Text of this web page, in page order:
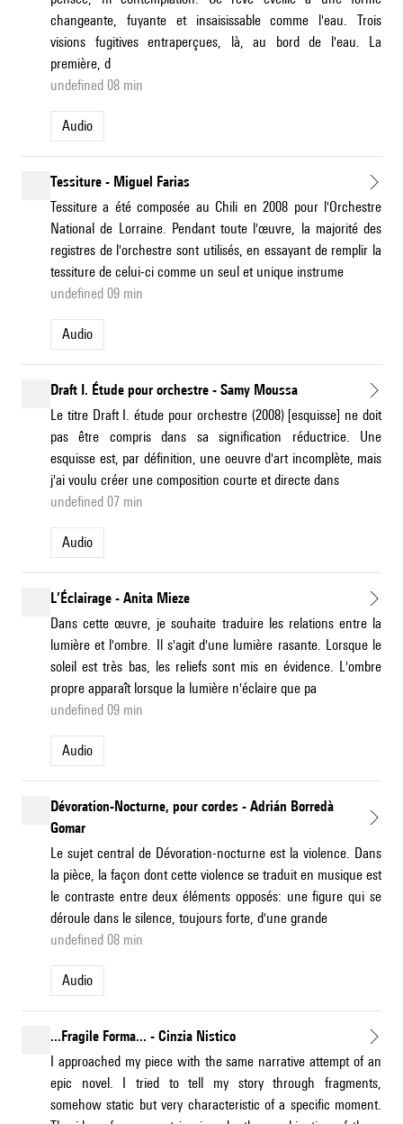
changeante, fuyante et insaisissable comme l'eau. Trois
visions fugitives entraperçues, là, au bord de l'eau. La
première, d
undefined 08 min
Audio
Tessiture - Miguel Farias
Tessiture a été composée au Chili en 2008 pour l'Orchestre
National de Lorraine. Pendant toute l'œuvre, la majorité des
registres de l'orchestre sont utilisés, en essayant de remplir la
tessiture de celui-ci comme un seul et unique instrume
undefined 09 min
Audio
Draft I. Étude pour orchestre - Samy Moussa
Le titre Draft I. étude pour orchestre (2008) [esquisse] ne doit
pas être compris dans sa signification réductrice. Une
esquisse est, par définition, une oeuvre d'art incomplète, mais
j'ai voulu créer une composition courte et directe dans
undefined 07 min
Audio
L’Éclairage - Anita Mieze
Dans cette œuvre, je souhaite traduire les relations entre la
lumière et l'ombre. Il s'agit d'une lumière rasante. Lorsque le
soleil est très bas, les reliefs sont mis en évidence. L'ombre
propre apparaît lorsque la lumière n'éclaire que pa
undefined 09 min
Audio
Dévoration-Nocturne, pour cordes - Adrián Borredà
Gomar
Le sujet central de Dévoration-nocturne est la violence. Dans
la pièce, la façon dont cette violence se traduit en musique est
le contraste entre deux éléments opposés: une figure qui se
déroule dans le silence, toujours forte, d'une grande
undefined 08 min
Audio
...Fragile Forma... - Cinzia Nistico
I approached my piece with the same narrative attempt of an
epic novel. I tried to tell my story through fragments,
somehow static but very characteristic of a specific moment.